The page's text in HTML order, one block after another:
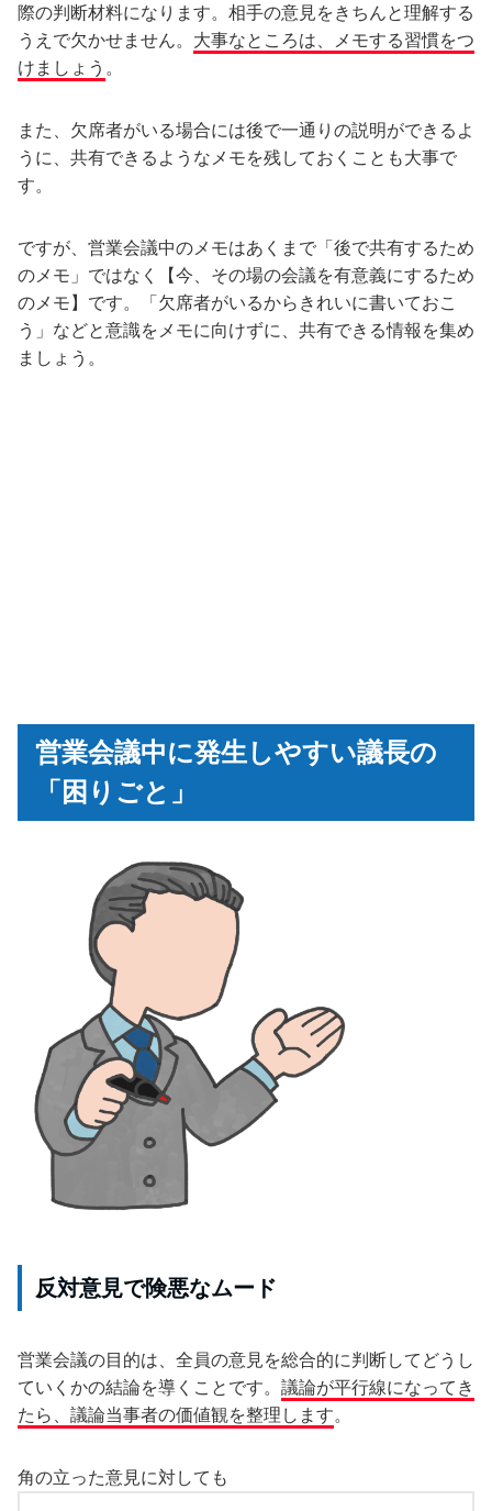
際の判断材料になります。相手の意見をきちんと理解する
うえで欠かせません。 大事なところは、メモする習慣をつ
けましょう 。
また、欠席者がいる場合には後で一通りの説明ができるよ
うに、共有できるようなメモを残しておくことも大事で
す。
ですが、営業会議中のメモはあくまで「後で共有するため
のメモ」ではなく【今、その場の会議を有意義にするため
のメモ】です。「欠席者がいるからきれいに書いておこ
う」などと意識をメモに向けずに、共有できる情報を集め
ましょう。
営業会議中に発生しやすい議長の
「困りごと」
反対意見で険悪なムード
営業会議の目的は、全員の意見を総合的に判断してどうし
ていくかの結論を導くことです。 議論が平行線になってき
たら、議論当事者の価値観を整理します。
角の立った意見に対しても